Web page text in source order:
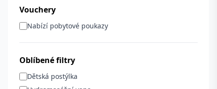
Vouchery
Nabízí pobytové poukazy
Oblíbené filtry
Dětská postýlka